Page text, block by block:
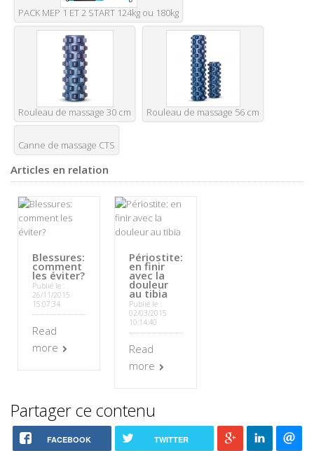
PACK MEP 1 ET 2 START 124kg ou 180kg
Rouleau de massage 30 cm Rouleau de massage 56 cm
Canne de massage CTS
Articles en relation
Blessures:
comment
les éviter?
Publié le :
26/11/2015
15:07:34
Read
more
Périostite:
en finir
avec la
douleur
au tibia
Publié le :
02/03/2015
10:14:40
Read
more
Partager ce contenu
FACEBOOK TWITTER